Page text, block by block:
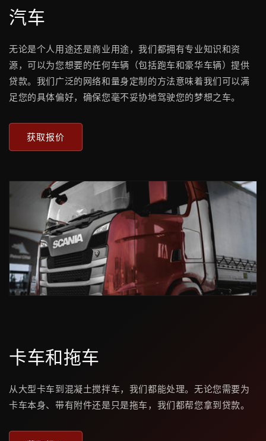
汽车
无论是个人用途还是商业用途，我们都拥有专业知识和资
源，可以为您想要的任何车辆（包括跑车和豪华车辆）提供
贷款。我们广泛的网络和量身定制的方法意味着我们可以满
足您的具体偏好，确保您毫不妥协地驾驶您的梦想之车。
获取报价
卡车和拖车
从大型卡车到混凝土搅拌车，我们都能处理。无论您需要为
卡车本身、带有附件还是只是拖车，我们都帮您拿到贷款。